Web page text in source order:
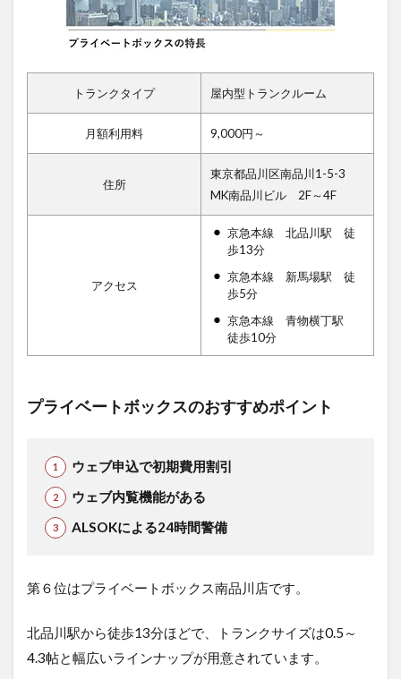
トランクタイプ 屋内型トランクルーム
月額利用料 9,000円～
住所
東京都品川区南品川1-5-3
MK南品川ビル 2F～4F
アクセス
京急本線 北品川駅 徒
歩13分
京急本線 新馬場駅 徒
歩5分
京急本線 青物横丁駅
徒歩10分
プライベートボックスのおすすめポイント
ウェブ申込で初期費用割引
ウェブ内覧機能がある
ALSOKによる24時間警備
第６位はプライベートボックス南品川店です。
北品川駅から徒歩13分ほどで、トランクサイズは0.5～
4.3帖と幅広いラインナップが用意されています。